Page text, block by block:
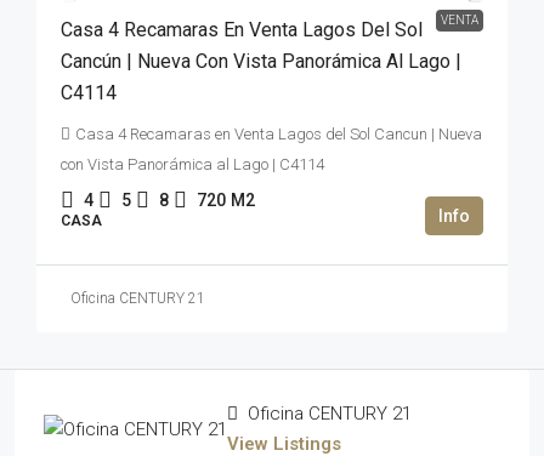
VENTA
Casa 4 Recamaras En Venta Lagos Del Sol
Cancún | Nueva Con Vista Panorámica Al Lago |
C4114
Casa 4 Recamaras en Venta Lagos del Sol Cancun | Nueva
con Vista Panorámica al Lago | C4114
4 5 8 720 M2
CASA
Oficina CENTURY 21
Oficina CENTURY 21
View Listings